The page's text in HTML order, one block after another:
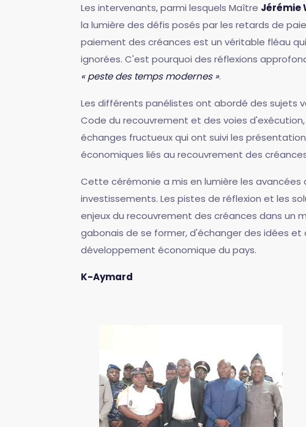
Les intervenants, parmi lesquels Maître Jérémie
la lumière des défis posés par les retards de
paiement des créances est un véritable fléau
ignorées. C'est pourquoi des réflexions
« peste des temps modernes ».
Les différents panélistes ont abordé des sujets
Code du recouvrement et des voies
échanges fructueux qui ont suivi les
économiques liés au recouvrement des
Cette cérémonie a mis en lumière les avancées
investissements. Les pistes de réflexion et les
enjeux du recouvrement des créances dans un
gabonais de se former, d'échanger des idées
développement économique du pays.
K-Aymard